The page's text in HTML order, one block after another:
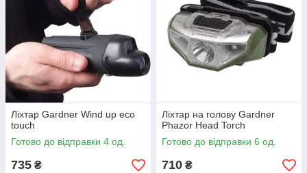
Ліхтар Gardner Wind up eco
touch
Готово до відправки 4 од.
735 ₴
Ліхтар на голову Gardner
Phazor Head Torch
Готово до відправки 6 од.
710 ₴